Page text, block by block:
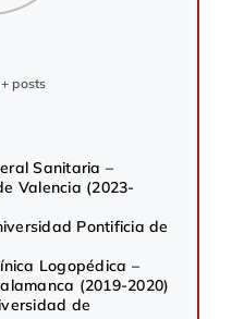
+ posts
Sanitaria –
Valencia (2023-
Pontificia de
Logopédica –
(2019-2020)
de